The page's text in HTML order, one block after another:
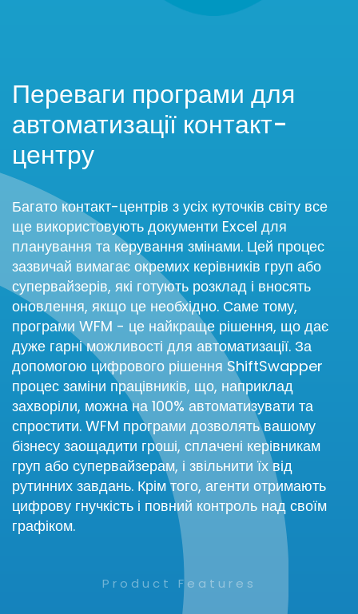
Переваги програми для
автоматизації контакт-
центру
Багато контакт-центрів з усіх куточків світу все
ще використовують документи Excel для
планування та керування змінами. Цей процес
зазвичай вимагає окремих керівників груп або
супервайзерів, які готують розклад і вносять
оновлення, якщо це необхідно. Саме тому,
програми WFM - це найкраще рішення, що дає
дуже гарні можливості для автоматизації. За
допомогою цифрового рішення ShiftSwapper
процес заміни працівників, що, наприклад
захворіли, можна на 100% автоматизувати та
спростити. WFM програми дозволять вашому
бізнесу заощадити гроші, сплачені керівникам
груп або супервайзерам, і звільнити їх від
рутинних завдань. Крім того, агенти отримають
цифрову гнучкість і повний контроль над своїм
графіком.
Product Features